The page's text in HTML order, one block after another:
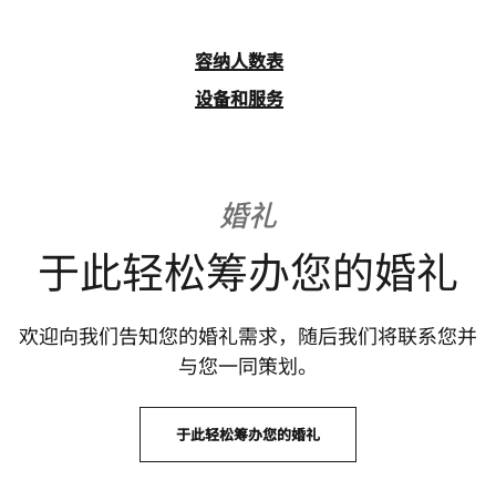
容纳人数表
设备和服务
婚礼
于此轻松筹办您的婚礼
欢迎向我们告知您的婚礼需求，随后我们将联系您并
与您一同策划。
于此轻松筹办您的婚礼